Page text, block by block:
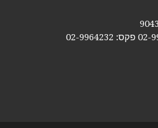
פקס: 02-9964232